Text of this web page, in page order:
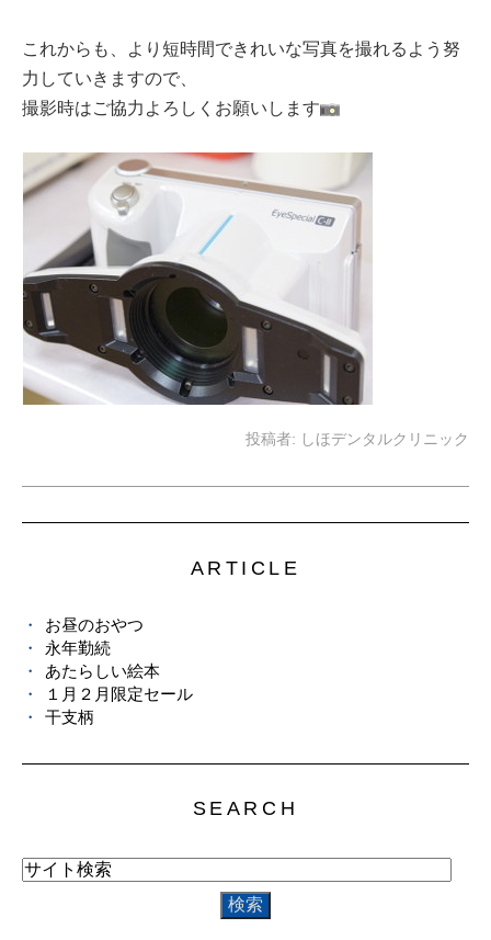
これからも、より短時間できれいな写真を撮れるよう努
力していきますので、
撮影時はご協力よろしくお願いします
投稿者: しほデンタルクリニック
ARTICLE
お昼のおやつ
永年勤続
あたらしい絵本
１月２月限定セール
干支柄
SEARCH